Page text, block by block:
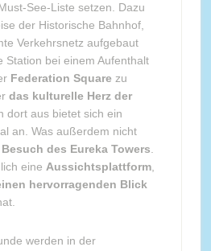
See-Liste setzen. Dazu
der Historische Bahnhof,
Verkehrsnetz aufgebaut
Station bei einem Aufenthalt
Federation Square zu
das kulturelle Herz der
dort aus bietet sich ein
an. Was außerdem nicht
des Eureka Towers
eine Aussichtsplattform,
hervorragenden Blick
werden in der